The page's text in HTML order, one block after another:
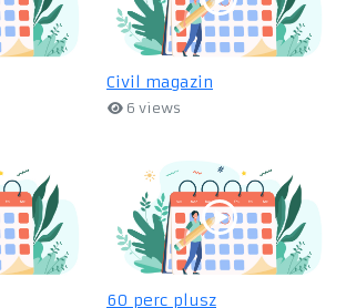
Civil magazin
6 views
60 perc plusz